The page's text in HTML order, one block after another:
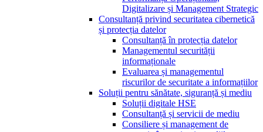
Digitalizare și Management Strategic
Consultanță privind securitatea cibernetică
și protecția datelor
Consultanță în protecția datelor
Managementul securității
informaționale
Evaluarea și managementul
riscurilor de securitate a informațiilor
Soluții pentru sănătate, siguranță și mediu
Soluții digitale HSE
Consultanță și servicii de mediu
Consiliere și management de